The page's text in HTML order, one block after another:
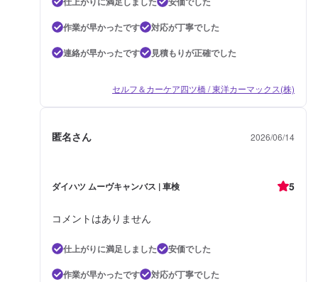
作業が早かったです
対応が丁寧でした
連絡が早かったです
見積もりが正確でした
セルフ＆カーケア四ツ橋 / 東洋カーマックス(株)
匿名さん 2026/06/14
ダイハツ ムーヴキャンバス | 車検 5
コメントはありません
仕上がりに満足しました
安価でした
作業が早かったです
対応が丁寧でした